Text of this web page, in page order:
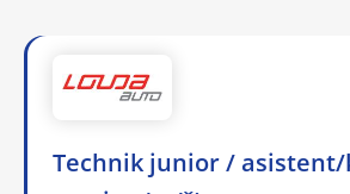
Technik junior / asistent/